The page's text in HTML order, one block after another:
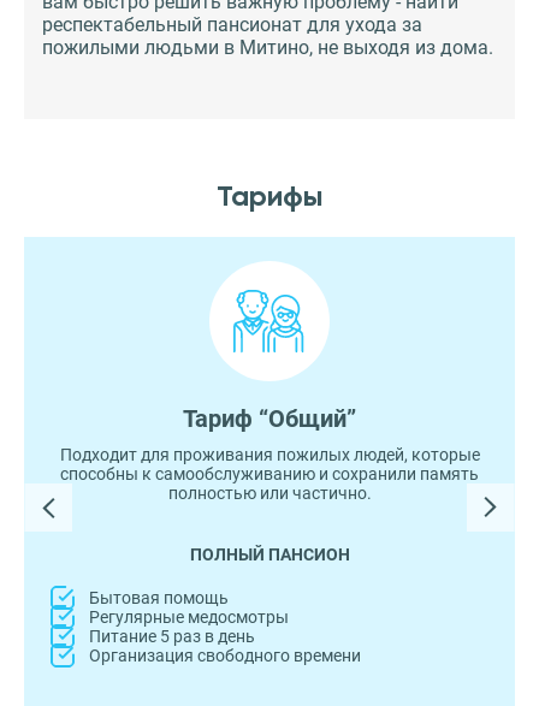
респектабельный пансионат для ухода за
пожилыми людьми в Митино, не выходя из дома.
Тарифы
Тариф “Общий”
Подходит для проживания пожилых людей, которые
способны к самообслуживанию и сохранили память
полностью или частично.
ПОЛНЫЙ ПАНСИОН
Бытовая помощь
Регулярные медосмотры
Питание 5 раз в день
Организация свободного времени